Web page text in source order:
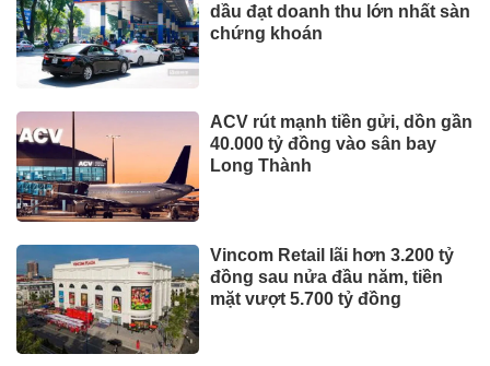
dầu đạt doanh thu lớn nhất sàn
chứng khoán
ACV rút mạnh tiền gửi, dồn gần
40.000 tỷ đồng vào sân bay
Long Thành
Vincom Retail lãi hơn 3.200 tỷ
đồng sau nửa đầu năm, tiền
mặt vượt 5.700 tỷ đồng